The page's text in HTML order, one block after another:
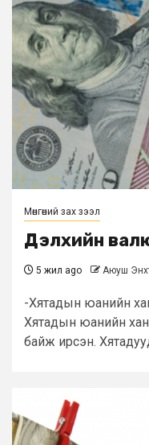
Мөнгөний зах зээл
Дэлхийн
5 жил ago Аюуш
-Хятадын юанийн
Хятадын юанийн
байж ирсэн.